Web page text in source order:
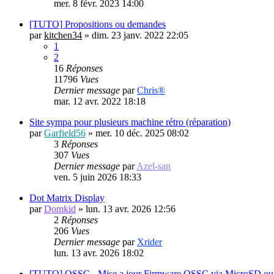
mer. 8 févr. 2023 14:00
[TUTO] Propositions ou demandes
parkitchen34 » dim. 23 janv. 2022 22:05
1
2
16 Réponses
11796 Vues
Dernier message parChris®
mar. 12 avr. 2022 18:18
Site sympa pour plusieurs machine rétro (réparation)
parGarfield56 » mer. 10 déc. 2025 08:02
3 Réponses
307 Vues
Dernier message parAzel-san
ven. 5 juin 2026 18:33
Dot Matrix Display
parDomkid » lun. 13 avr. 2026 12:56
2 Réponses
206 Vues
Dernier message par Xrider
lun. 13 avr. 2026 18:02